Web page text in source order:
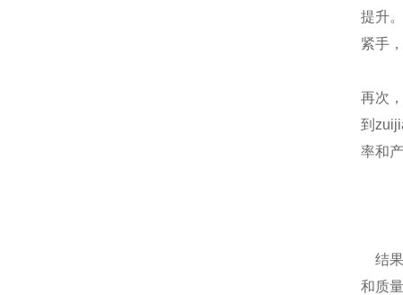
提升
紧手
再次
到
率和
结果
和质